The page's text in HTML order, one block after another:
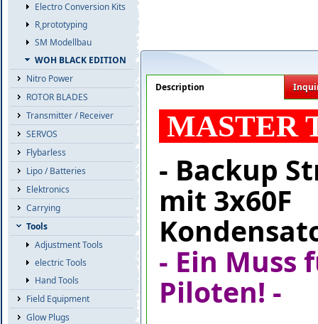
Electro Conversion Kits
R˛prototyping
SM Modellbau
WOH BLACK EDITION
Nitro Power
ROTOR BLADES
Transmitter / Receiver
SERVOS
Flybarless
Lipo / Batteries
Elektronics
Carrying
Tools
Adjustment Tools
electric Tools
Hand Tools
Field Equipment
Glow Plugs
Description
MASTER
- Backup
mit 3x60F
- Ein Muss
Piloten! -